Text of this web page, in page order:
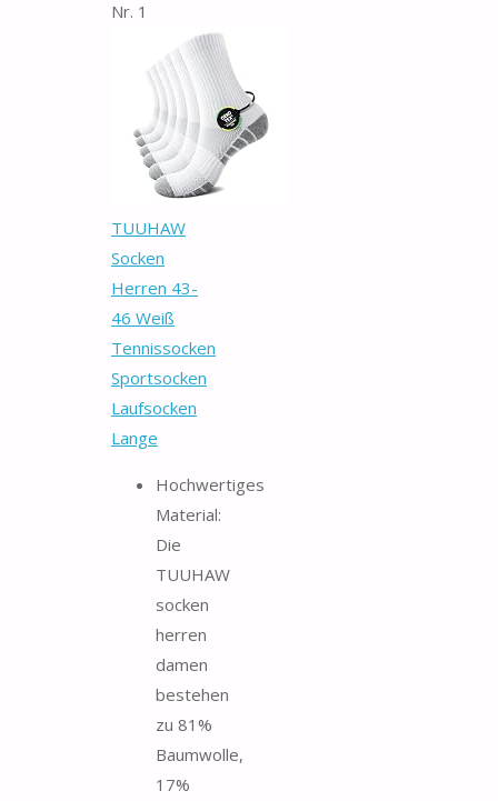
Nr. 1
TUUHAW
Socken
Herren 43-
46 Weiß
Tennissocken
Sportsocken
Laufsocken
Lange
Hochwertiges
Material:
Die
TUUHAW
socken
herren
damen
bestehen
zu 81%
Baumwolle,
17%